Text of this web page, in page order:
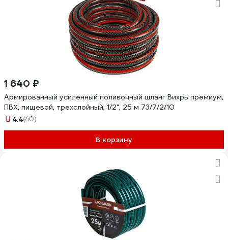
1 640 ₽
Армированный усиленный поливочный шланг Вихрь премиум,
ПВХ, пищевой, трехслойный, 1/2", 25 м 73/7/2/10
4.4(40)
В корзину